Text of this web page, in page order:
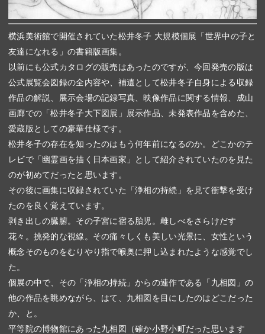
横浜美術館で開催されていた松井冬子 大規模個展「世界中の子と
友達になれる」の書籍版画集。
以前にも公式カタログの販売はあったのですが、今回発売の版は
公式展覧会図録の全内容や、補遺として松井冬子自身による収録
作品の解説、展示会場の記録写真、映像作品に関する情報、成山
画廊での「松井冬子大下図展」展示作品、未発表作品を含めた、
愛蔵版としての豪華仕様です。
松井冬子の存在を知ったのはもう何年前になるのか。どこかのテ
レビで「幽霊画を描く日本画家」として紹介されていたのを見た
のが初めてだったと思います。
その後に画集に収録されていた「浄相の持続」を見て衝撃を受け
たのを良く覚えています。
剥き出しの臓腑。その子宮に宿る胎児。雌しべをさらけだす
花々。挑発的な視線。その痛々しくも美しい光景に、女性という
概念そのものをむりやり指で喉奥に押し込まれたような感覚でし
た。
個展の中で、その「浄相の持続」からの連作である「九相図」の
他の作品を眺めながら、はて、九相図を目にしたのはどこだった
か、と。
平等院の博物館にあった九相図（確か小野小町だった思います